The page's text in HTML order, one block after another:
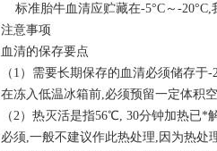
标准胎牛血清应贮藏在-5°C～-20°C,
注意事项
血清的保存要点
（1）需要长期保存的血清必须储存
在冻入低温冰箱前,必须预留一定体积
（2）热灭活是指56℃, 30分钟加热已*
必须,一般不建议作此热处理,因为热处